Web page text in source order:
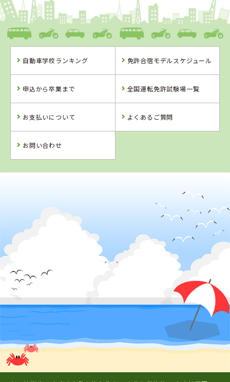
福島県
タイヘイドライバーズスクール
詳 細 予 約
詳 細 予 約
3位
東名自動車学校
バーズスクール
予 約
グスクール
虹の松原自動車
学校
詳 細
予 約
詳 細
静岡県
浜松自動車学
校 浜松校
詳 細
予 約
7位 8位 9位
自動車学校ランキング 免許合宿モデルスケジュール
申込から卒業まで 全国運転免許試験場一覧
お支払いについて よくあるご質問
お問い合わせ